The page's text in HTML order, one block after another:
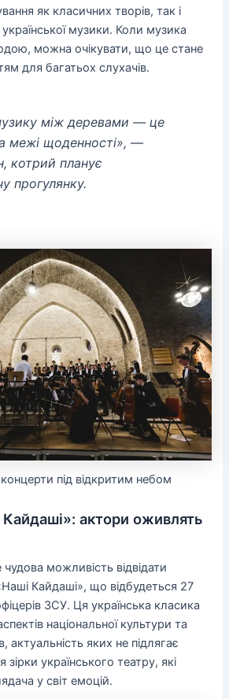
як класичних творів, так і
музики. Коли музика
можна очікувати, що це стане
для багатьох слухачів.
між деревами — це
межі щоденності», —
котрий планує
прогулянку.
під відкритим небом
актори оживлять
можливість відвідати
Кайдаші», що відбудеться 27
ЗСУ. Ця українська класика
національної культури та
актуальність яких не підлягає
зірки українського театру, які
у світ емоцій.